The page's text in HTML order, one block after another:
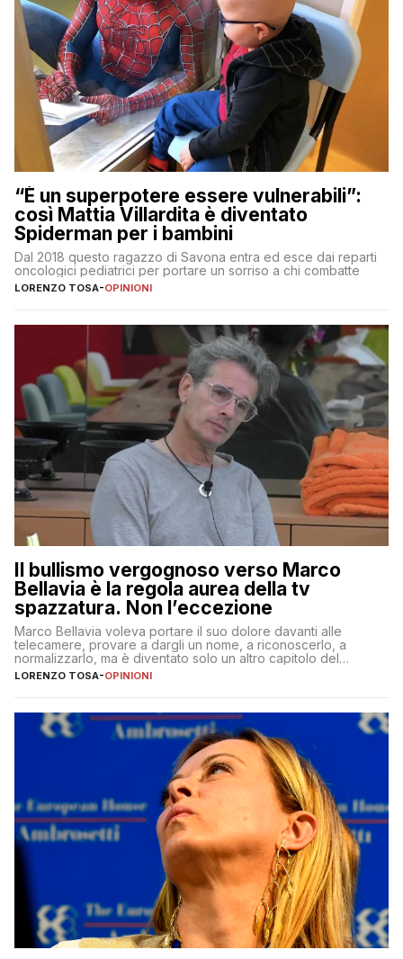
“È un superpotere essere vulnerabili”:
così Mattia Villardita è diventato
Spiderman per i bambini
Dal 2018 questo ragazzo di Savona entra ed esce dai reparti
oncologici pediatrici per portare un sorriso a chi combatte
LORENZO TOSA-OPINIONI
Il bullismo vergognoso verso Marco
Bellavia è la regola aurea della tv
spazzatura. Non l’eccezione
Marco Bellavia voleva portare il suo dolore davanti alle
telecamere, provare a dargli un nome, a riconoscerlo, a
normalizzarlo, ma è diventato solo un altro capitolo del
copione
LORENZO TOSA-OPINIONI